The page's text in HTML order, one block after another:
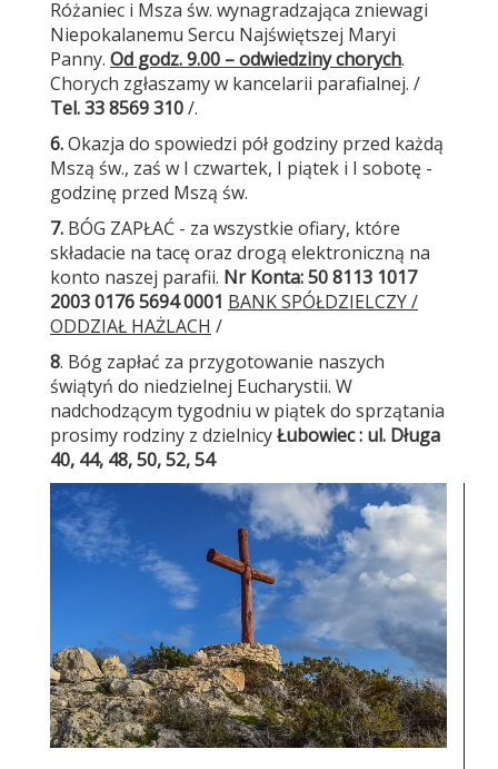
Różaniec i Msza św. wynagradzająca zniewagi
Niepokalanemu Sercu Najświętszej Maryi
Panny. Od godz. 9.00 – odwiedziny chorych.
Chorych zgłaszamy w kancelarii parafialnej. /
Tel. 33 8569 310/.
6.Okazja do spowiedzi pół godziny przed każdą
Mszą św., zaś w I czwartek, I piątek i I sobotę -
godzinę przed Mszą św.
7. BÓG ZAPŁAĆ - za wszystkie ofiary, które
składacie na tacę oraz drogą elektroniczną na
konto naszej parafii. Nr Konta:50 8113 1017
2003 0176 5694 0001 BANK SPÓŁDZIELCZY /
ODDZIAŁ HAŻLACH /
8. Bóg zapłać za przygotowanie naszych
świątyń do niedzielnej Eucharystii. W
nadchodzącym tygodniu w piątek do sprzątania
prosimy rodziny z dzielnicyŁubowiec : ul. Długa
40, 44, 48, 50, 52, 54